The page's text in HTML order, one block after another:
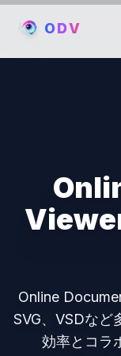
ODV
Online
SVG、VSDなど
効率とコラ